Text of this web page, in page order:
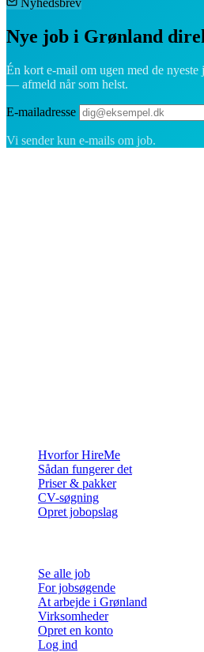
Nyhedsbrev
Nye job i Grønland
Én kort e-mail om ugen med de
— afmeld når som helst.
E-mailadresse
Vi sender kun e-mails om job.
Hvorfor HireMe
Sådan fungerer det
Priser & pakker
CV-søgning
Opret jobopslag
Se alle job
For jobsøgende
At arbejde i Grønland
Virksomheder
Opret en konto
Log ind